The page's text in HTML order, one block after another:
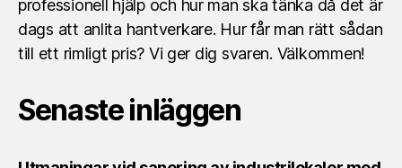
professionell hjälp och hur man ska tänka då det är
dags att anlita hantverkare. Hur får man rätt sådan
till ett rimligt pris? Vi ger dig svaren. Välkommen!
Senaste inläggen